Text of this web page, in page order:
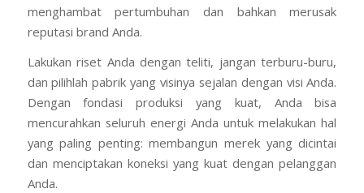
menghambat pertumbuhan dan bahkan merusak
reputasi brand Anda.
Lakukan riset Anda dengan teliti, jangan terburu-buru,
dan pilihlah pabrik yang visinya sejalan dengan visi Anda.
Dengan fondasi produksi yang kuat, Anda bisa
mencurahkan seluruh energi Anda untuk melakukan hal
yang paling penting: membangun merek yang dicintai
dan menciptakan koneksi yang kuat dengan pelanggan
Anda.